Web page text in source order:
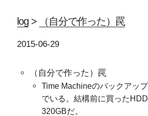
log> （自分で作った）罠
2015-06-29
（自分で作った）罠
Time Machineのバックアッ
でいる。結構前に買った
320GBだ。